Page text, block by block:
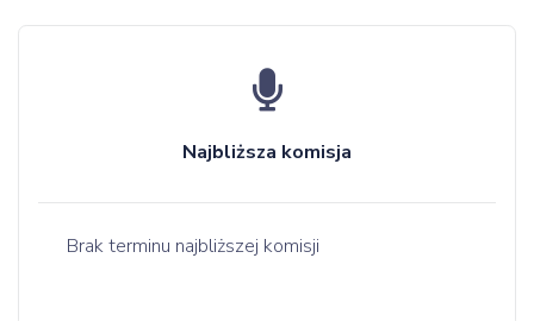
Najbliższa komisja
Brak terminu najbliższej komisji